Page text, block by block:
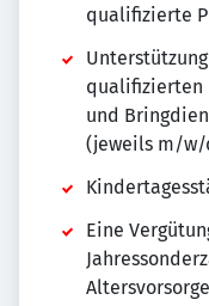
qualifizierte
qualifizierten
und
(jeweils m/w/
Eine
Altersvorsorge